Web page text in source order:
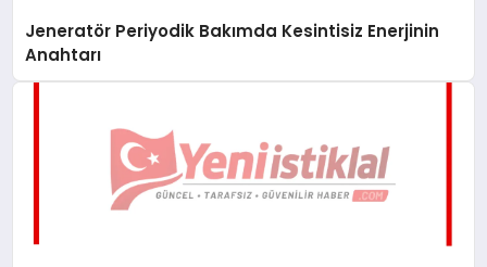
Jeneratör Periyodik Bakımda Kesintisiz Enerjinin
Anahtarı